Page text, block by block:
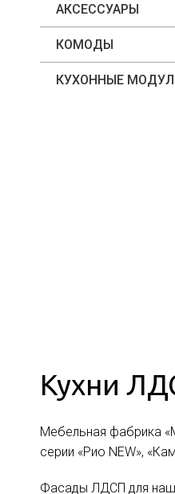
АКСЕССУАРЫ
КОМОДЫ
КУХОННЫЕ
Кухни
Мебельная фабрика
серии «Рио NEW»,
Фасады ЛДСП для